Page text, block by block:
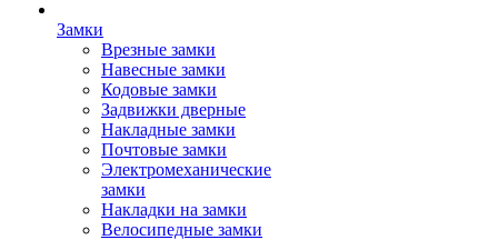
Замки
Врезные замки
Навесные замки
Кодовые замки
Задвижки дверные
Накладные замки
Почтовые замки
Электромеханические
замки
Накладки на замки
Велосипедные замки